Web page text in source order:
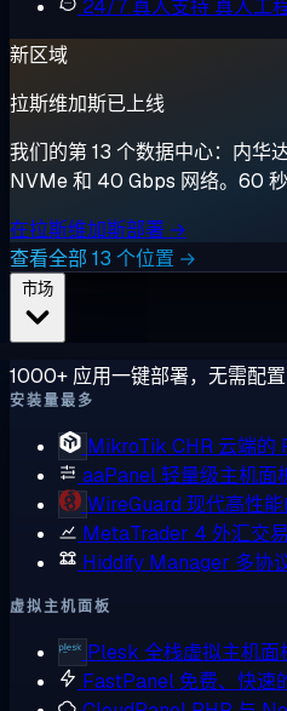
24/7 真人支持 真人工
新区域
拉斯维加斯已上线
我们的第 13 个数据中心：内华
NVMe 和 40 Gbps 网络。60 秒
在拉斯维加斯部署 →
查看全部 13 个位置 →
1000+ 应用一键部署，无需配置
安装量最多
MikroTik CHR 云端的
aaPanel轻量级主机面
WireGuard 现代高性
MetaTrader 4 外汇交
Hiddify Manager 多协
虚拟主机面板
Plesk 全栈虚拟主机面
FastPanel 免费、快速